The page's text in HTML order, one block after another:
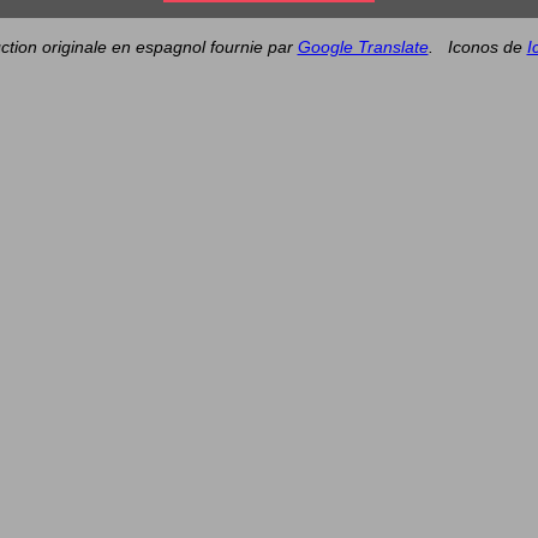
originale en espagnol fournie par Google Translate. Iconos de